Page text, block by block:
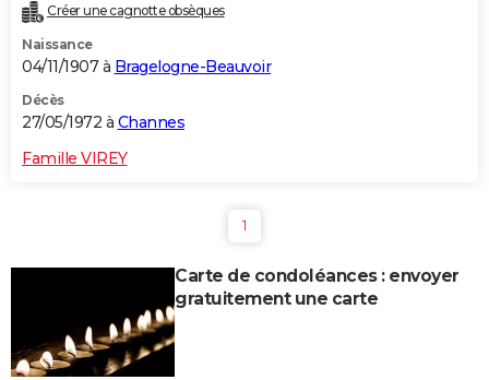
Créer une cagnotte obsèques
Naissance
04/11/1907 à Bragelogne-Beauvoir
Décès
27/05/1972 à Channes
Famille VIREY
1
Carte de condoléances : envoyer
gratuitement une carte